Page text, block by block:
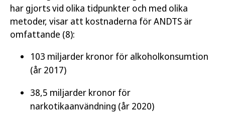
har gjorts vid olika tidpunkter och med olika
metoder, visar att kostnaderna för ANDTS är
omfattande (8):
103 miljarder kronor för alkoholkonsumtion
(år 2017)
38,5 miljarder kronor för
narkotikaanvändning (år 2020)